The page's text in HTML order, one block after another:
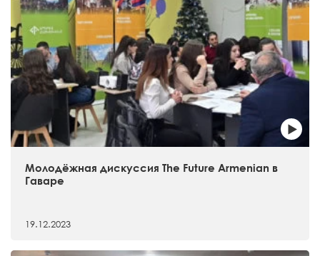
Молодёжная дискуссия The Future Armenian в
Гаваре
19.12.2023